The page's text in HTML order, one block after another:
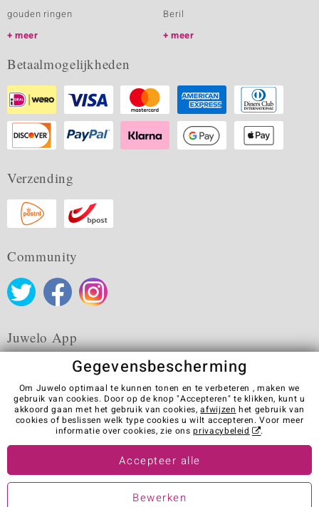
gouden ringen
meer
Beril
meer
Betaalmogelijkheden
Verzending
Community
Juwelo App
Algemene verkoopvoorwaarden Privacybeleid
Cookies
Colofon
Contact
Contract herroepen
Visit our stores in other countries:
Gegevensbescherming
Om Juwelo optimaal te kunnen tonen en te verbeteren , maken we
gebruik van cookies. Door op de knop "Accepteren" te klikken, kunt u
akkoord gaan met het gebruik van cookies,afwijzen het gebruik van
cookies of beslissen welk type cookies u wilt accepteren. Voor meer
informatie over cookies, zie onsprivacybeleid .
Accepteer alle
Bewerken